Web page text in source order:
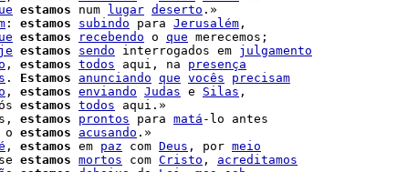
estamos num lugar deserto .»
: estamos subindo para Jerusalém ,
estamos recebendo o que merecemos;
estamos sendo interrogados em julgamento
, estamos todos aqui, na presença
. Estamos anunciando que vocês
precisam
, estamos enviando Judas e Silas
estamos todos aqui.»
estamos prontos para matá -lo antes
o estamos acusando .»
, estamos em paz com Deus , por meio
estamos mortos com Cristo , acreditamos